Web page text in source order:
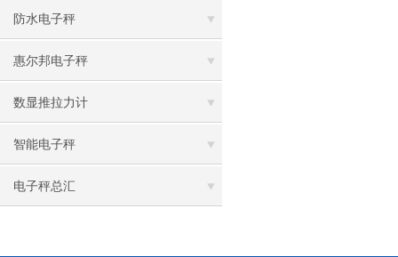
防水电子秤
惠尔邦电子秤
数显推拉力计
智能电子秤
电子秤总汇